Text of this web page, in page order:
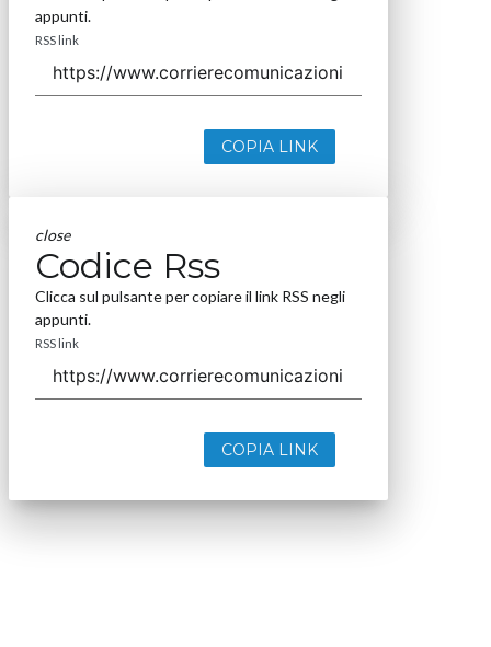
appunti.
RSS link
COPIA LINK
close
Codice Rss
Clicca sul pulsante per copiare il link RSS negli
appunti.
RSS link
COPIA LINK